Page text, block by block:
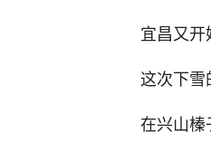
宜昌又开
这次下雪
在兴山榛